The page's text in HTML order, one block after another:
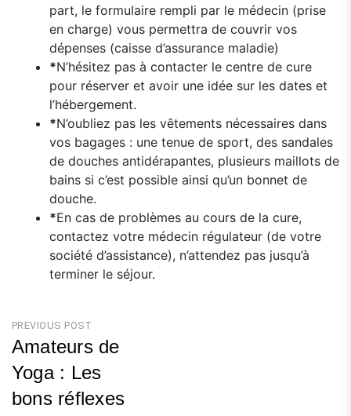
part, le formulaire rempli par le médecin (prise
en charge) vous permettra de couvrir vos
dépenses (caisse d’assurance maladie)
*N’hésitez pas à contacter le centre de cure
pour réserver et avoir une idée sur les dates et
l’hébergement.
*N’oubliez pas les vêtements nécessaires dans
vos bagages : une tenue de sport, des sandales
de douches antidérapantes, plusieurs maillots de
bains si c’est possible ainsi qu’un bonnet de
douche.
*En cas de problèmes au cours de la cure,
contactez votre médecin régulateur (de votre
société d’assistance), n’attendez pas jusqu’à
terminer le séjour.
Navigation
de
l’article
PREVIOUS POST
Amateurs de
Yoga : Les
bons réflexes